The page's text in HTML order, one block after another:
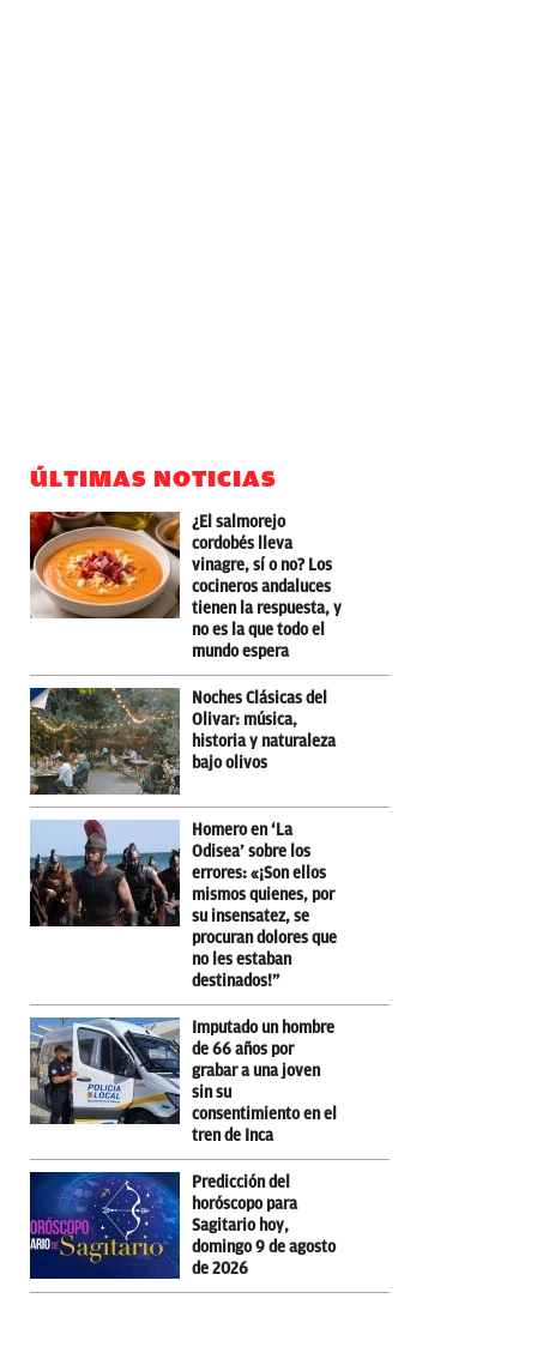
ÚLTIMAS NOTICIAS
¿El salmorejo
cordobés lleva
vinagre, sí o no? Los
cocineros andaluces
tienen la respuesta, y
no es la que todo el
mundo espera
Noches Clásicas del
Olivar: música,
historia y naturaleza
bajo olivos
Homero en ‘La
Odisea’ sobre los
errores: «¡Son ellos
mismos quienes, por
su insensatez, se
procuran dolores que
no les estaban
destinados!”
Imputado un hombre
de 66 años por
grabar a una joven
sin su
consentimiento en el
tren de Inca
Predicción del
horóscopo para
Sagitario hoy,
domingo 9 de agosto
de 2026